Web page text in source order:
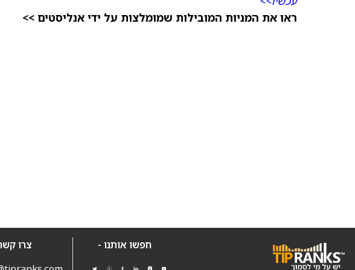
ראו את המניות המובילות שמומלצות על ידי אנליסטים >>
חפשו אותנו -
צרו